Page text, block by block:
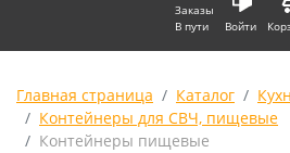
Заказы
В пути
Войти
Главная страница Каталог
Контейнеры для СВЧ, пищевые
Контейнеры пищевые